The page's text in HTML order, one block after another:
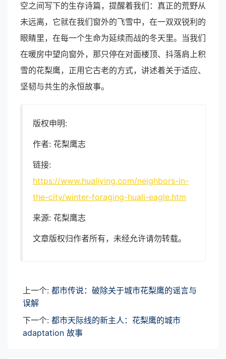
空之间写下的生存诗篇，提醒着我们：真正的荒野从
未远离，它就在我们窗外的飞雪中，在一双双锐利的
眼睛里，在每一个生命为延续而战的冬天里。当我们
在暖房中望向窗外，那只停在对面楼顶、抖落肩上积
雪的花梨鹰，正用它古老的方式，讲述着关于适应、
坚韧与共生的永恒故事。
版权申明:
作者: 花梨鹰志
链接:
https://www.hualiying.com/neighbors-in-
the-city/winter-foraging-huali-eagle.htm
来源: 花梨鹰志
文章版权归作者所有，未经允许请勿转载。
上一个: 都市传说：破除关于城市花梨鹰的谣言与
误解
下一个: 都市天际线的新主人：花梨鹰的城市
adaptation 故事